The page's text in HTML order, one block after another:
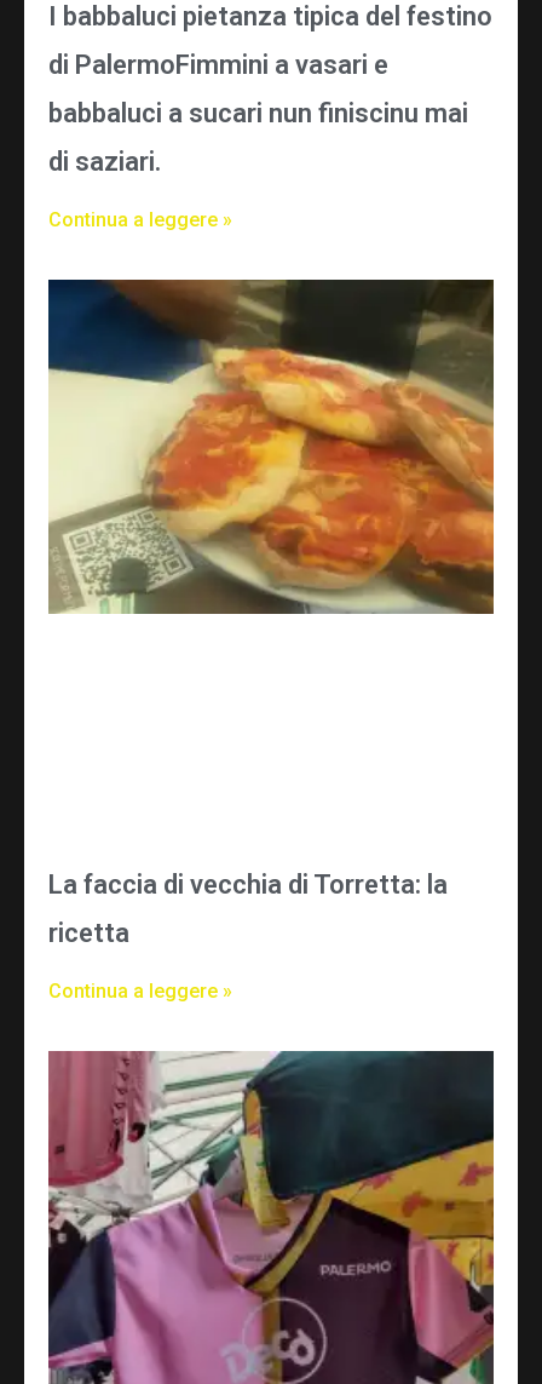
I babbaluci pietanza tipica del festino
di PalermoFimmini a vasari e
babbaluci a sucari nun finiscinu mai
di saziari.
Continua a leggere »
La faccia di vecchia di Torretta: la
ricetta
Continua a leggere »